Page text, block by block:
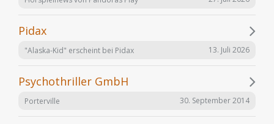
Pidax
"Alaska-Kid" erscheint bei Pidax 13. Juli 2026
Psychothriller GmbH
Porterville 30. September 2014